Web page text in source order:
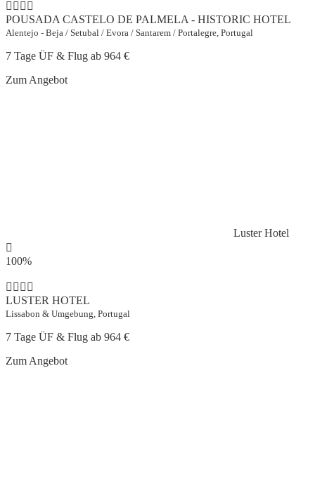
POUSADA CASTELO DE PALMELA - HISTORIC HOTEL
Alentejo - Beja / Setubal / Evora / Santarem / Portalegre, Portugal
7 Tage ÜF & Flug ab 964 €
Zum Angebot
Luster Hotel
100%
LUSTER HOTEL
Lissabon & Umgebung, Portugal
7 Tage ÜF & Flug ab 964 €
Zum Angebot